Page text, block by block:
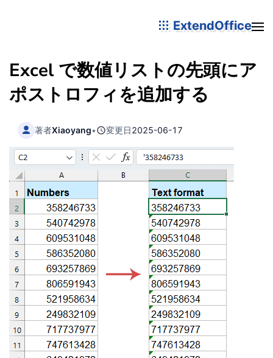
ExtendOffice
Excel で数値リストの先頭にア
ポストロフィを追加する
著者Xiaoyang• 変更日2025-06-17